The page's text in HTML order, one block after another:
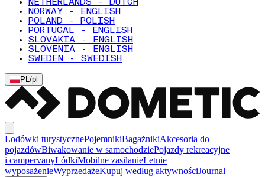
NETHERLANDS - DUTCH
NORWAY - ENGLISH
POLAND - POLISH
PORTUGAL - ENGLISH
SLOVAKIA - ENGLISH
SLOVENIA - ENGLISH
SWEDEN - SWEDISH
PL/pl
Lodówki turystycznePojemnikiBagażnikiAkcesoria do
pojazdówBiwakowanie w samochodziePojazdy rekreacyjne
i campervanyLódkiMobilne zasilanieLetnie
wyposażenieWyprzedażeKupuj według aktywnościJournal